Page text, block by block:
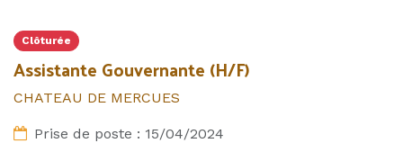
Clôturée
Assistante Gouvernante (H/F)
CHATEAU DE MERCUES
Prise de poste : 15/04/2024